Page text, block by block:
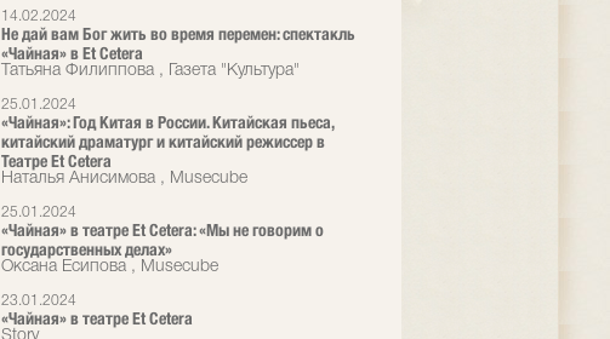
14.02.2024
Не дай вам Бог жить во время перемен: спектакль
«Чайная» в Et Cetera
Татьяна Филиппова , Газета "Культура"
25.01.2024
«Чайная»: Год Китая в России. Китайская пьеса,
китайский драматург и китайский режиссер в
Театре Et Cetera
Наталья Анисимова , Musecube
25.01.2024
«Чайная» в театре Et Cetera: «Мы не говорим о
государственных делах»
Оксана Есипова , Musecube
23.01.2024
«Чайная» в театре Et Cetera